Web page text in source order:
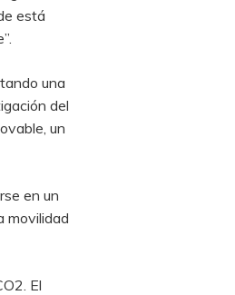
está
una
del
un
en un
movilidad
El